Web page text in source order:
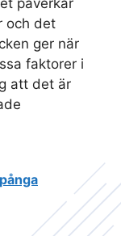
påverkar
och det
ger när
faktorer i
att det är